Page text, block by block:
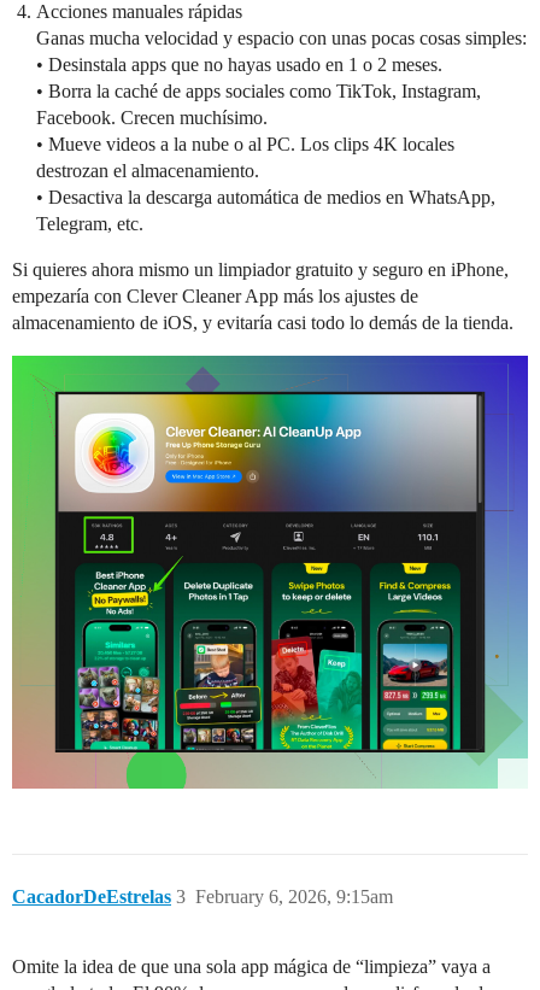
Acciones manuales rápidas
Ganas mucha velocidad y espacio con unas pocas cosas simples:
• Desinstala apps que no hayas usado en 1 o 2 meses.
• Borra la caché de apps sociales como TikTok, Instagram,
Facebook. Crecen muchísimo.
• Mueve videos a la nube o al PC. Los clips 4K locales
destrozan el almacenamiento.
• Desactiva la descarga automática de medios en WhatsApp,
Telegram, etc.
Si quieres ahora mismo un limpiador gratuito y seguro en iPhone,
empezaría con Clever Cleaner App más los ajustes de
almacenamiento de iOS, y evitaría casi todo lo demás de la tienda.
CacadorDeEstrelas February 6, 2026, 9:15am
3
Omite la idea de que una sola app mágica de “limpieza” vaya a